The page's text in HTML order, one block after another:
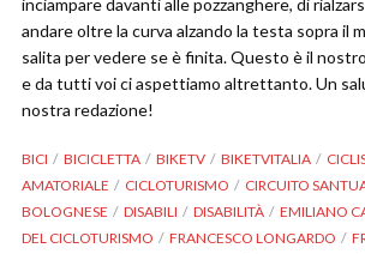
inciampare davanti alle pozzanghere, di
andare oltre la curva alzando la testa sopra il
salita per vedere se è finita. Questo è il
e da tutti voi ci aspettiamo altrettanto. Un
nostra redazione!
BICI BICICLETTA BIKETV BIKETVITALIA
AMATORIALE
CICLOTURISMO
CIRCUITO
BOLOGNESE
DISABILI DISABILITÀ EMILIANO
DEL CICLOTURISMO
FRANCESCO LONGARDO